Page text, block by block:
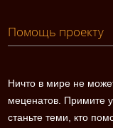
Помощь проекту
Ничто в мире не
меценатов. Примите
станьте теми, кто